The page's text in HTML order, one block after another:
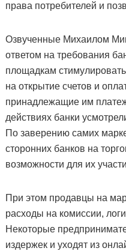
права потребителей и
Озвученные Михаилом
ответом на требования
площадкам
на открытие счетов и
принадлежащие им
действиях банки
По заверению самих
сторонних банков на
возможности для их
При этом продавцы на
расходы на комиссии,
Некоторые
издержек и уходят из